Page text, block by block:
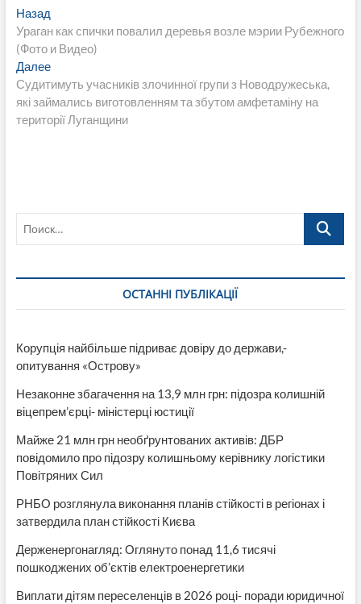
Навигация
по
записям
НазадПредыдущая
запись:
Ураган как спички повалил деревья возле мэрии Рубежного
(Фото и Видео)
ДалееСледующая
запись:
Судитимуть учасників злочинної групи з Новодружеська,
які займались виготовленням та збутом амфетаміну на
території Луганщини
Поиск…
ОСТАННІ ПУБЛІКАЦІЇ
Корупція найбільше підриває довіру до держави,-
опитування «Острову»
Незаконне збагачення на 13,9 млн грн: підозра колишній
віцепрем’єрці- міністерці юстиції
Майже 21 млн грн необґрунтованих активів: ДБР
повідомило про підозру колишньому керівнику логістики
Повітряних Сил
РНБО розглянула виконання планів стійкості в регіонах і
затвердила план стійкості Києва
Держенергонагляд: Оглянуто понад 11,6 тисячі
пошкоджених об’єктів електроенергетики
Виплати дітям переселенців в 2026 році- поради юридичної